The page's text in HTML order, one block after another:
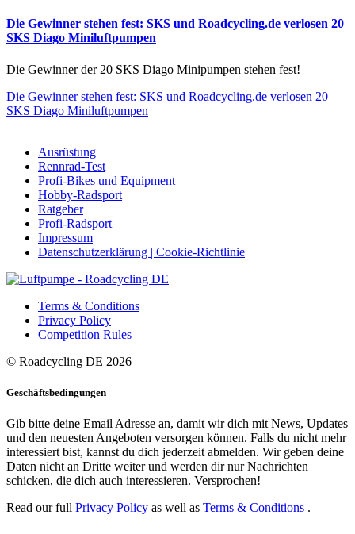
Die Gewinner stehen fest: SKS und Roadcycling.de verlosen 20
SKS Diago Miniluftpumpen
Die Gewinner der 20 SKS Diago Minipumpen stehen fest!
Die Gewinner stehen fest: SKS und Roadcycling.de verlosen 20
SKS Diago Miniluftpumpen
Ausrüstung
Rennrad-Test
Profi-Bikes und Equipment
Hobby-Radsport
Ratgeber
Profi-Radsport
Impressum
Datenschutzerklärung | Cookie-Richtlinie
Terms & Conditions
Privacy Policy
Competition Rules
© Roadcycling DE 2026
Geschäftsbedingungen
Gib bitte deine Email Adresse an, damit wir dich mit News, Updates
und den neuesten Angeboten versorgen können. Falls du nicht mehr
interessiert bist, kannst du dich jederzeit abmelden. Wir geben deine
Daten nicht an Dritte weiter und werden dir nur Nachrichten
schicken, die dich auch interessieren. Versprochen!
Read our full Privacy Policy as well as Terms & Conditions .